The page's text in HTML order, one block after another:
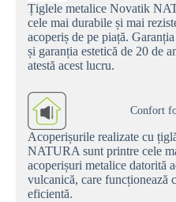
Țiglele metalice Novatik
cele mai durabile și mai
acoperiș de pe piață.
și garanția estetică de 20 de
atestă acest lucru.
Confort
Acoperișurile realizate cu
NATURA sunt printre cele
acoperișuri metalice datorită
vulcanică, care funcționează
eficientă.